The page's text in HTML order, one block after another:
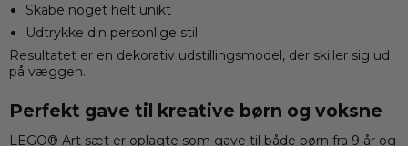
Skabe noget helt unikt
Udtrykke din personlige stil
Resultatet er en dekorativ udstillingsmodel, der skiller sig ud
på væggen.
Perfekt gave til kreative børn og voksne
LEGO® Art sæt er oplagte som gave til både børn fra 9 år og